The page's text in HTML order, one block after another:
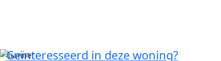
Geïnteresseerd in deze woning?